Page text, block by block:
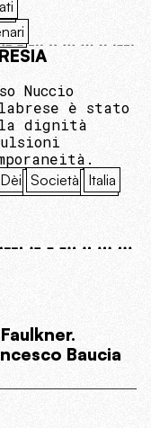
Nuccio
è stato
dignità
Società Italia
Baucia